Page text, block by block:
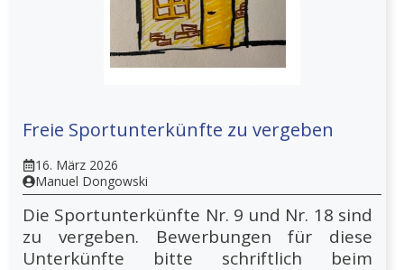
Freie Sportunterkünfte zu vergeben
16. März 2026
Manuel Dongowski
Die Sportunterkünfte Nr. 9 und Nr. 18 sind
zu vergeben. Bewerbungen für diese
Unterkünfte bitte schriftlich beim